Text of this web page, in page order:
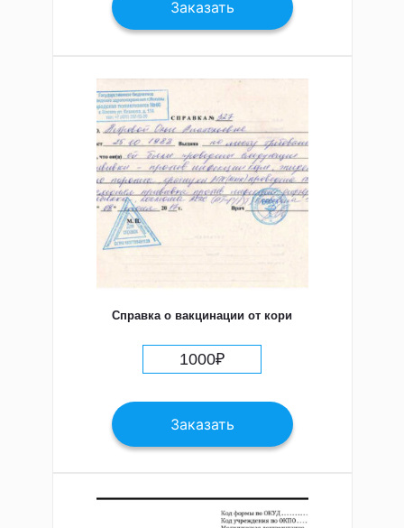
Заказать
Справка о вакцинации от кори
1000₽
Заказать